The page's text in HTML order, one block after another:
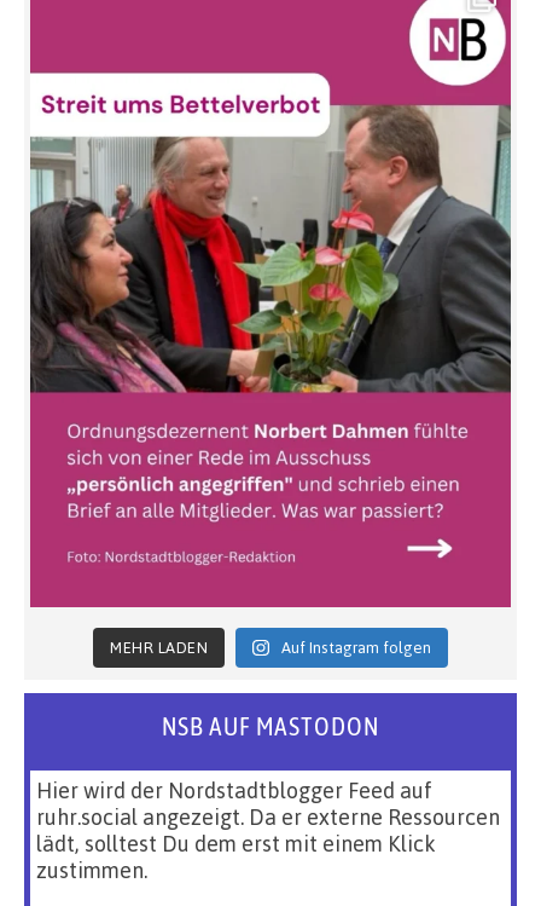
MEHR LADEN Auf Instagram folgen
NSB AUF MASTODON
Hier wird der Nordstadtblogger Feed auf
ruhr.social angezeigt. Da er externe Ressourcen
lädt, solltest Du dem erst mit einem Klick
zustimmen.